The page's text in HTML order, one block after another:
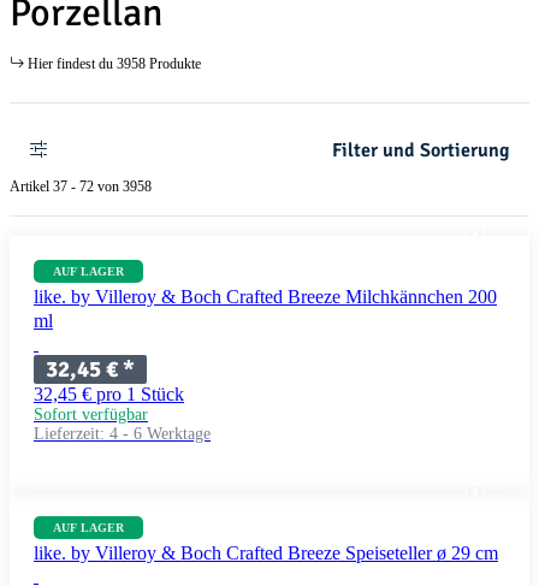
Porzellan
Hier findest du 3958 Produkte
Filter und Sortierung
Artikel 37 - 72 von 3958
AUF LAGER
like. by Villeroy & Boch Crafted Breeze Milchkännchen 200
ml
32,45 €*
32,45 € pro 1 Stück
Sofort verfügbar
Lieferzeit: 4 - 6 Werktage
AUF LAGER
like. by Villeroy & Boch Crafted Breeze Speiseteller ø 29 cm